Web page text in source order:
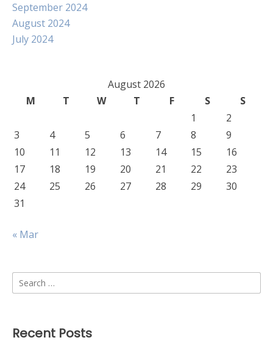
September 2024
August 2024
July 2024
August 2026
M
T W T F S
S
1
2
3
4 5 6 7 8
9
10
11 12 13 14 15
16
17
18 19 20 21 22
23
24
25 26 27 28 29
30
31
« Mar
Search
for:
Recent Posts